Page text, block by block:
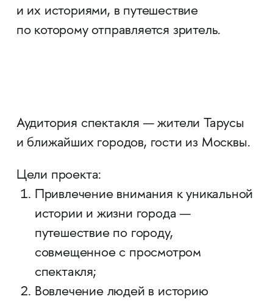
и их историями, в путешествие
по которому отправляется зритель.
Аудитория спектакля — жители Тарусы
и ближайших городов, гости из Москвы.
Цели проекта:
Привлечение внимания к уникальной
истории и жизни города —
путешествие по городу,
совмещенное с просмотром
спектакля;
Вовлечение людей в историю